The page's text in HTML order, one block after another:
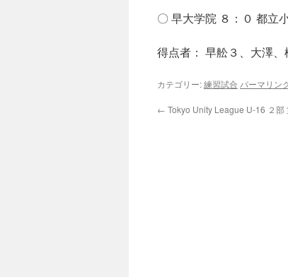
〇 早大学院 ８：０ 都立
得点者： 早舩３、大澤
カテゴリー:練習試合 パーマリン
← Tokyo Unity League U-16 ２部